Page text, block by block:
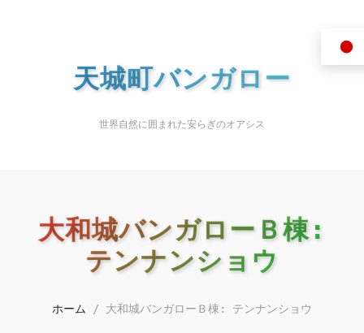
天城町バンガロー
世界自然に囲まれた安らぎのオアシス
大和城バンガローＢ棟:
テンナンショウ
ホーム / 大和城バンガローＢ棟: テンナンショウ